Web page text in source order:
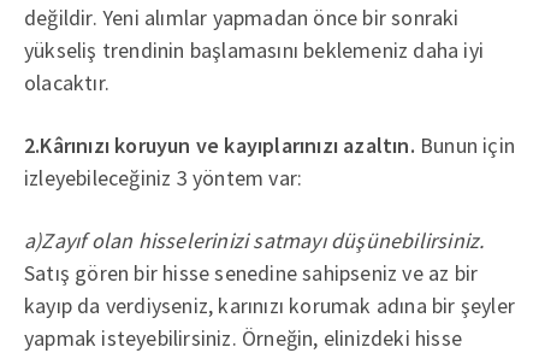
değildir. Yeni alımlar yapmadan önce bir sonraki
yükseliş trendinin başlamasını beklemeniz daha iyi
olacaktır.
2.Kârınızı koruyun ve kayıplarınızı azaltın. Bunun için
izleyebileceğiniz 3 yöntem var:
a)Zayıf olan hisselerinizi satmayı düşünebilirsiniz.
Satış gören bir hisse senedine sahipseniz ve az bir
kayıp da verdiyseniz, karınızı korumak adına bir şeyler
yapmak isteyebilirsiniz. Örneğin, elinizdeki hisse